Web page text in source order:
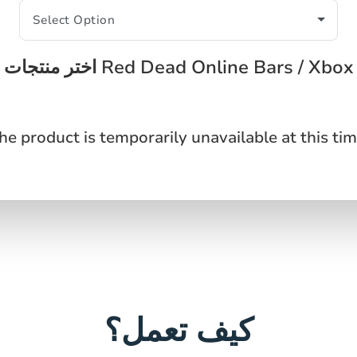
اختر منتجات Red Dead Online Bars / Xbox
product is temporarily unavailable at this
كيف تعمل؟